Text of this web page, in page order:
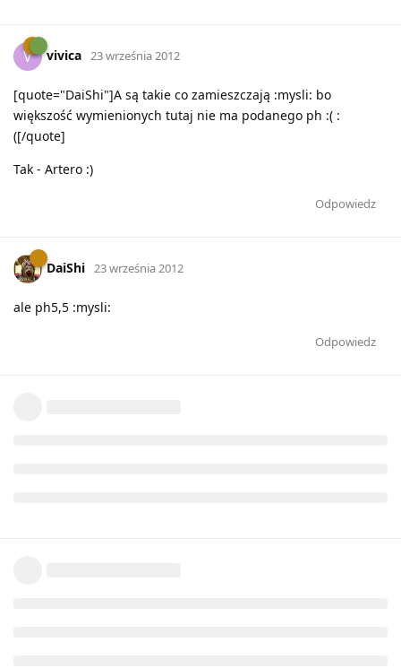
V vivica 23 września 2012
[quote="DaiShi"]A są takie co zamieszczają :mysli: bo
większość wymienionych tutaj nie ma podanego ph :( :
([/quote]
Tak - Artero :)
Odpowiedz
DaiShi 23 września 2012
ale ph5,5 :mysli:
Odpowiedz